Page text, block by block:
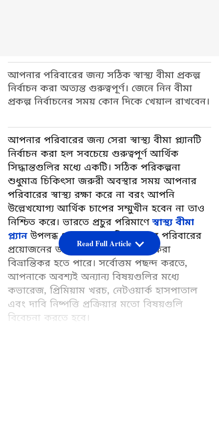
আপনার পরিবারের জন্য সঠিক স্বাস্থ্য বীমা প্রকল্প
নির্বাচন করা অত্যন্ত গুরুত্বপূর্ণ। জেনে নিন বীমা
প্রকল্প নির্বাচনের সময় কোন দিকে খেয়াল রাখবেন।
আপনার পরিবারের জন্য সেরা স্বাস্থ্য বীমা প্ল্যানটি
নির্বাচন করা হল সবচেয়ে গুরুত্বপূর্ণ আর্থিক
সিদ্ধান্তগুলির মধ্যে একটি। সঠিক পরিকল্পনা
শুধুমাত্র চিকিৎসা জরুরী অবস্থার সময় আপনার
পরিবারের স্বাস্থ্য রক্ষা করে না বরং আপনি
উল্লেখযোগ্য আর্থিক চাপের সম্মুখীন হবেন না তাও
নিশ্চিত করে। ভারতে প্রচুর পরিমাণেস্বাস্থ্য বীমা
প্ল্যান উপলব্ধ থাকায়, কোনটি আপনার পরিবারের
প্রয়োজনের জন্য উপযুক্ত তা নির্ধারণ করা
বিভ্রান্তিকর হতে পারে। সর্বোত্তম পছন্দ করতে,
আপনাকে অবশ্যই অন্যান্য বিষয়গুলির মধ্যে
কভারেজ, প্রিমিয়াম খরচ, নেটওয়ার্ক হাসপাতাল
এবং দাবি নিষ্পত্তি প্রক্রিয়ার মতো বিষয়গুলি
বিবেচনা করতে হবে।
Read Full Article